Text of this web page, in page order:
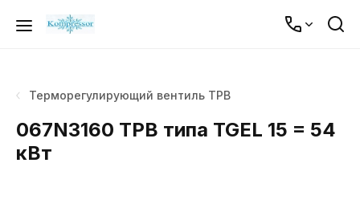
Терморегулирующий вентиль ТРВ
067N3160 ТРВ типа TGEL 15 = 54
кВт